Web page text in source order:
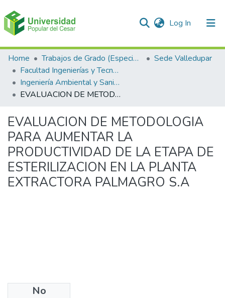
Log In (current)
Communities & Collections
All of DSpace
Statistics
Home Trabajos de Grado (Especializaciones y Pregrados)
Sede Valledupar
Facultad Ingenierías y Tecnologías
Ingeniería Ambiental y Sanitaria.
EVALUACION DE METODOLOGIA PARA AUMENTAR LA PRODUCTIVIDAD DE LA ETAPA DE ESTERILIZACION EN LA PLANTA EXTRACTORA PALMAGRO S.A
EVALUACION DE METODOLOGIA
PARA AUMENTAR LA
PRODUCTIVIDAD DE LA ETAPA DE
ESTERILIZACION EN LA PLANTA
EXTRACTORA PALMAGRO S.A
No